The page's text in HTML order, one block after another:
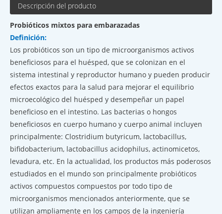
Descripción del producto
Probióticos mixtos para embarazadas
Definición:
Los probióticos son un tipo de microorganismos activos
beneficiosos para el huésped, que se colonizan en el
sistema intestinal y reproductor humano y pueden producir
efectos exactos para la salud para mejorar el equilibrio
microecológico del huésped y desempeñar un papel
beneficioso en el intestino. Las bacterias o hongos
beneficiosos en cuerpo humano y cuerpo animal incluyen
principalmente: Clostridium butyricum, lactobacillus,
bifidobacterium, lactobacillus acidophilus, actinomicetos,
levadura, etc. En la actualidad, los productos más poderosos
estudiados en el mundo son principalmente probióticos
activos compuestos compuestos por todo tipo de
microorganismos mencionados anteriormente, que se
utilizan ampliamente en los campos de la ingeniería